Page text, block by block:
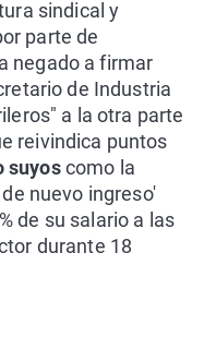
sindical y
parte de
negado a firmar
de Industria
a la otra parte
reivindica puntos
suyoscomo la
nuevo ingreso'
de su salario a las
durante 18